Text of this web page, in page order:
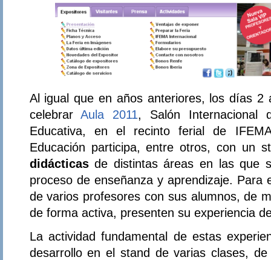
Al igual que en años anteriores, los días
celebrarAula 2011, Salón Internacional
Educativa, en el recinto ferial de
Educación participa, entre otros, con un
didácticasde distintas áreas en las que
proceso de enseñanza y aprendizaje. Para
de varios profesores con sus alumnos, de
de forma activa, presenten su experiencia
La actividad fundamental de estas
desarrollo en el stand de varias clases,